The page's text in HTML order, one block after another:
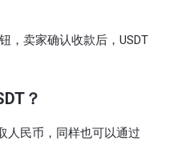
，卖家确认收款后，USDT
？
人民币，同样也可以通过